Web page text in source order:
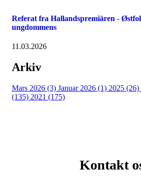
Referat fra Hallandspremiären -
ungdommens
11.03.2026
Arkiv
Mars 2026 (3) Januar 2026 (1) 2025 (26)
(135) 2021 (175)
Kontakt